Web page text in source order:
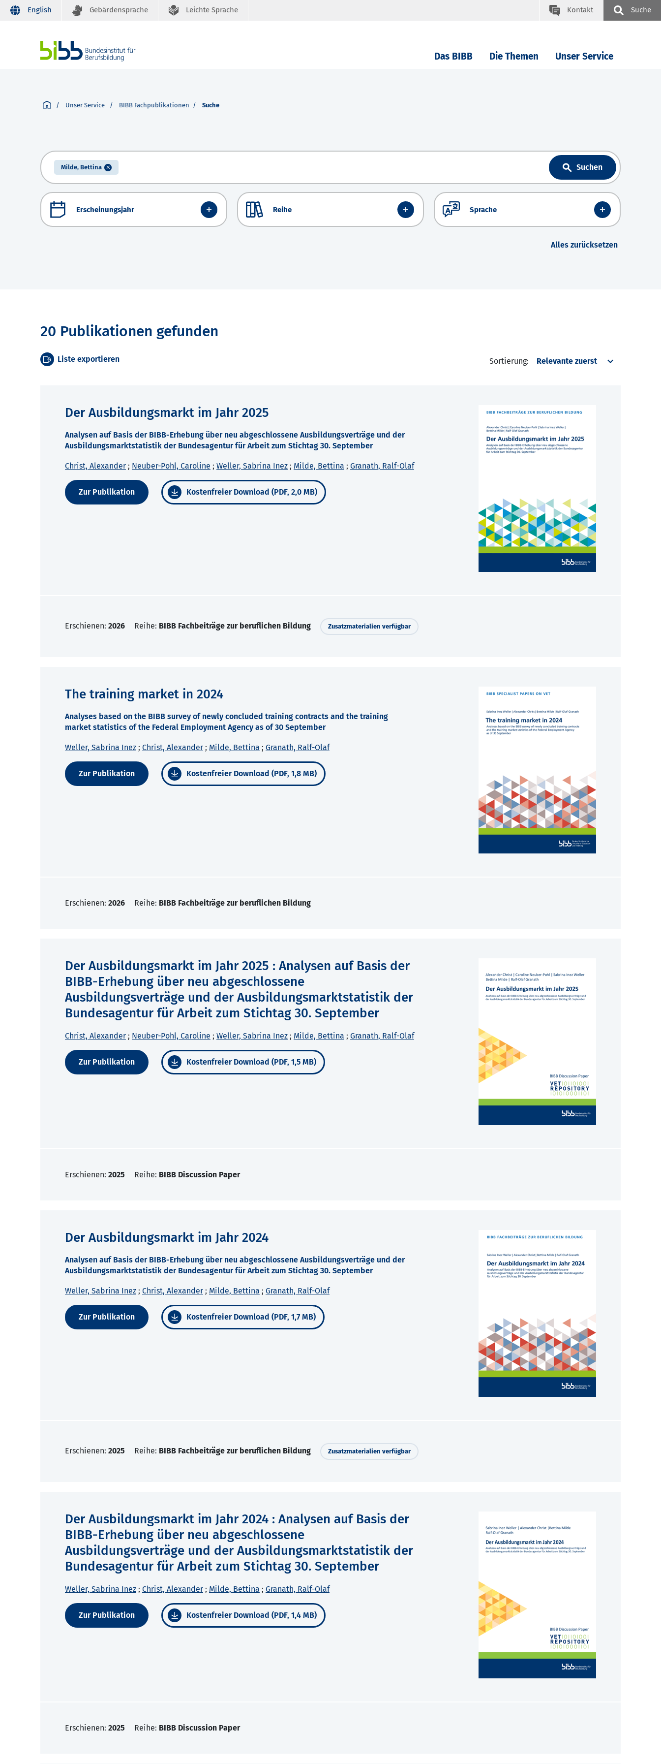
English Gebärdensprache Leichte Sprache Kontakt Suche
Das BIBB Die Themen Unser Service
Unser Service BIBB Fachpublikationen Suche
Milde, Bettina Suchen
Erscheinungsjahr Reihe Sprache
Alles zurücksetzen
20 Publikationen gefunden
Liste exportieren Sortierung:
Der Ausbildungsmarkt im Jahr 2025
Analysen auf Basis der BIBB-Erhebung über neu abgeschlossene Ausbildungsverträge und der
Ausbildungsmarktstatistik der Bundesagentur für Arbeit zum Stichtag 30. September
Christ, Alexander ; Neuber-Pohl, Caroline ; Weller, Sabrina Inez ; Milde, Bettina ; Granath, Ralf-Olaf
Zur Publikation Kostenfreier Download (PDF, 2,0 MB)
Erschienen: 2026 Reihe: BIBB Fachbeiträge zur beruflichen Bildung Zusatzmaterialien verfügbar
The training market in 2024
Analyses based on the BIBB survey of newly concluded training contracts and the training
market statistics of the Federal Employment Agency as of 30 September
Weller, Sabrina Inez ; Christ, Alexander ; Milde, Bettina ; Granath, Ralf-Olaf
Zur Publikation Kostenfreier Download (PDF, 1,8 MB)
Erschienen: 2026 Reihe: BIBB Fachbeiträge zur beruflichen Bildung
Der Ausbildungsmarkt im Jahr 2025 : Analysen auf Basis der
BIBB-Erhebung über neu abgeschlossene
Ausbildungsverträge und der Ausbildungsmarktstatistik der
Bundesagentur für Arbeit zum Stichtag 30. September
Christ, Alexander ; Neuber-Pohl, Caroline ; Weller, Sabrina Inez ; Milde, Bettina ; Granath, Ralf-Olaf
Zur Publikation Kostenfreier Download (PDF, 1,5 MB)
Erschienen: 2025 Reihe: BIBB Discussion Paper
Der Ausbildungsmarkt im Jahr 2024
Analysen auf Basis der BIBB-Erhebung über neu abgeschlossene Ausbildungsverträge und der
Ausbildungsmarktstatistik der Bundesagentur für Arbeit zum Stichtag 30. September
Weller, Sabrina Inez ; Christ, Alexander ; Milde, Bettina ; Granath, Ralf-Olaf
Zur Publikation Kostenfreier Download (PDF, 1,7 MB)
Erschienen: 2025 Reihe: BIBB Fachbeiträge zur beruflichen Bildung Zusatzmaterialien verfügbar
Der Ausbildungsmarkt im Jahr 2024 : Analysen auf Basis der
BIBB-Erhebung über neu abgeschlossene
Ausbildungsverträge und der Ausbildungsmarktstatistik der
Bundesagentur für Arbeit zum Stichtag 30. September
Weller, Sabrina Inez ; Christ, Alexander ; Milde, Bettina ; Granath, Ralf-Olaf
Zur Publikation Kostenfreier Download (PDF, 1,4 MB)
Erschienen: 2025 Reihe: BIBB Discussion Paper